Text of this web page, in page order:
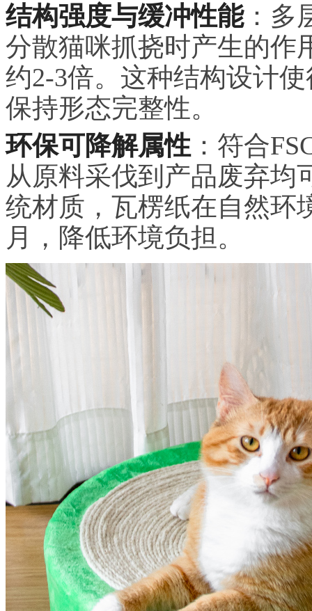
结构强度与缓冲性能：多
分散猫咪抓挠时产生的作
约2-3倍。这种结构设计
保持形态完整性。
环保可降解属性 ：符合
从原料采伐到产品废弃均
统材质，瓦楞纸在自然环
月，降低环境负担。